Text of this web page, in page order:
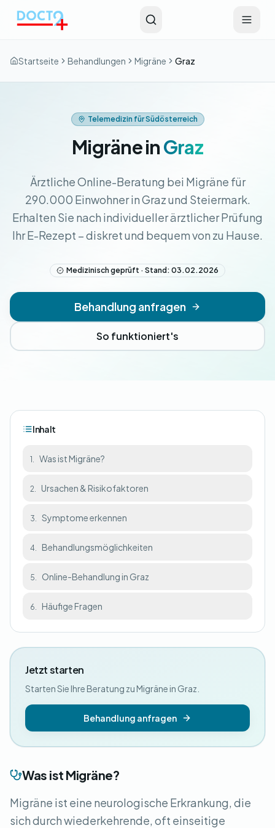
Startseite Behandlungen Migräne Graz
Telemedizin für Südösterreich
Migräne inGraz
Ärztliche Online-Beratung bei Migräne für
290.000 Einwohner in Graz und Steiermark.
Erhalten Sie nach individueller ärztlicher Prüfung
Ihr E-Rezept – diskret und bequem von zu Hause.
Medizinisch geprüft · Stand: 03.02.2026
Behandlung anfragen
So funktioniert's
Was ist Migräne?
Migräne ist eine neurologische Erkrankung, die
sich durch wiederkehrende, oft einseitige
Inhalt
1. Was ist Migräne?
2. Ursachen & Risikofaktoren
3. Symptome erkennen
4. Behandlungsmöglichkeiten
5. Online-Behandlung in Graz
6. Häufige Fragen
Jetzt starten
Starten Sie Ihre Beratung zu Migräne in Graz.
Behandlung anfragen